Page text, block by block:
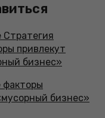
факторы
бизнес»